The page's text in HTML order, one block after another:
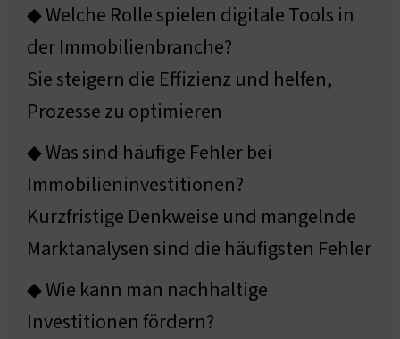
◆ Welche Rolle spielen digitale Tools in
der Immobilienbranche?
Sie steigern die Effizienz und helfen,
Prozesse zu optimieren
◆ Was sind häufige Fehler bei
Immobilieninvestitionen?
Kurzfristige Denkweise und mangelnde
Marktanalysen sind die häufigsten Fehler
◆ Wie kann man nachhaltige
Investitionen fördern?